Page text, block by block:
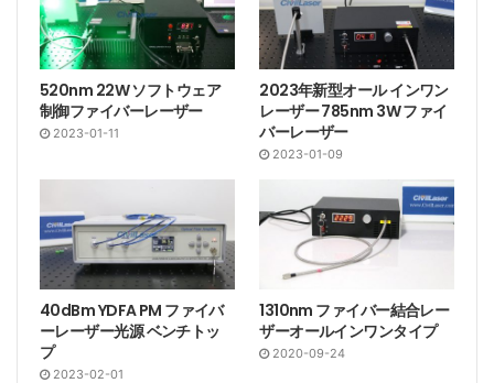
520nm 22W ソフトウェア
制御ファイバーレーザー
2023-01-11
2023年新型オール インワン
レーザー 785nm 3W ファイ
バーレーザー
2023-01-09
40dBm YDFA PM ファイバ
ーレーザー光源 ベンチトッ
プ
2023-02-01
1310nm ファイバー結合レー
ザーオールインワンタイプ
2020-09-24